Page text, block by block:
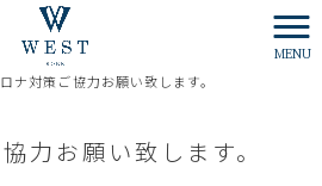
MENU
ナ対策ご協力お願い致します。
力お願い致します。